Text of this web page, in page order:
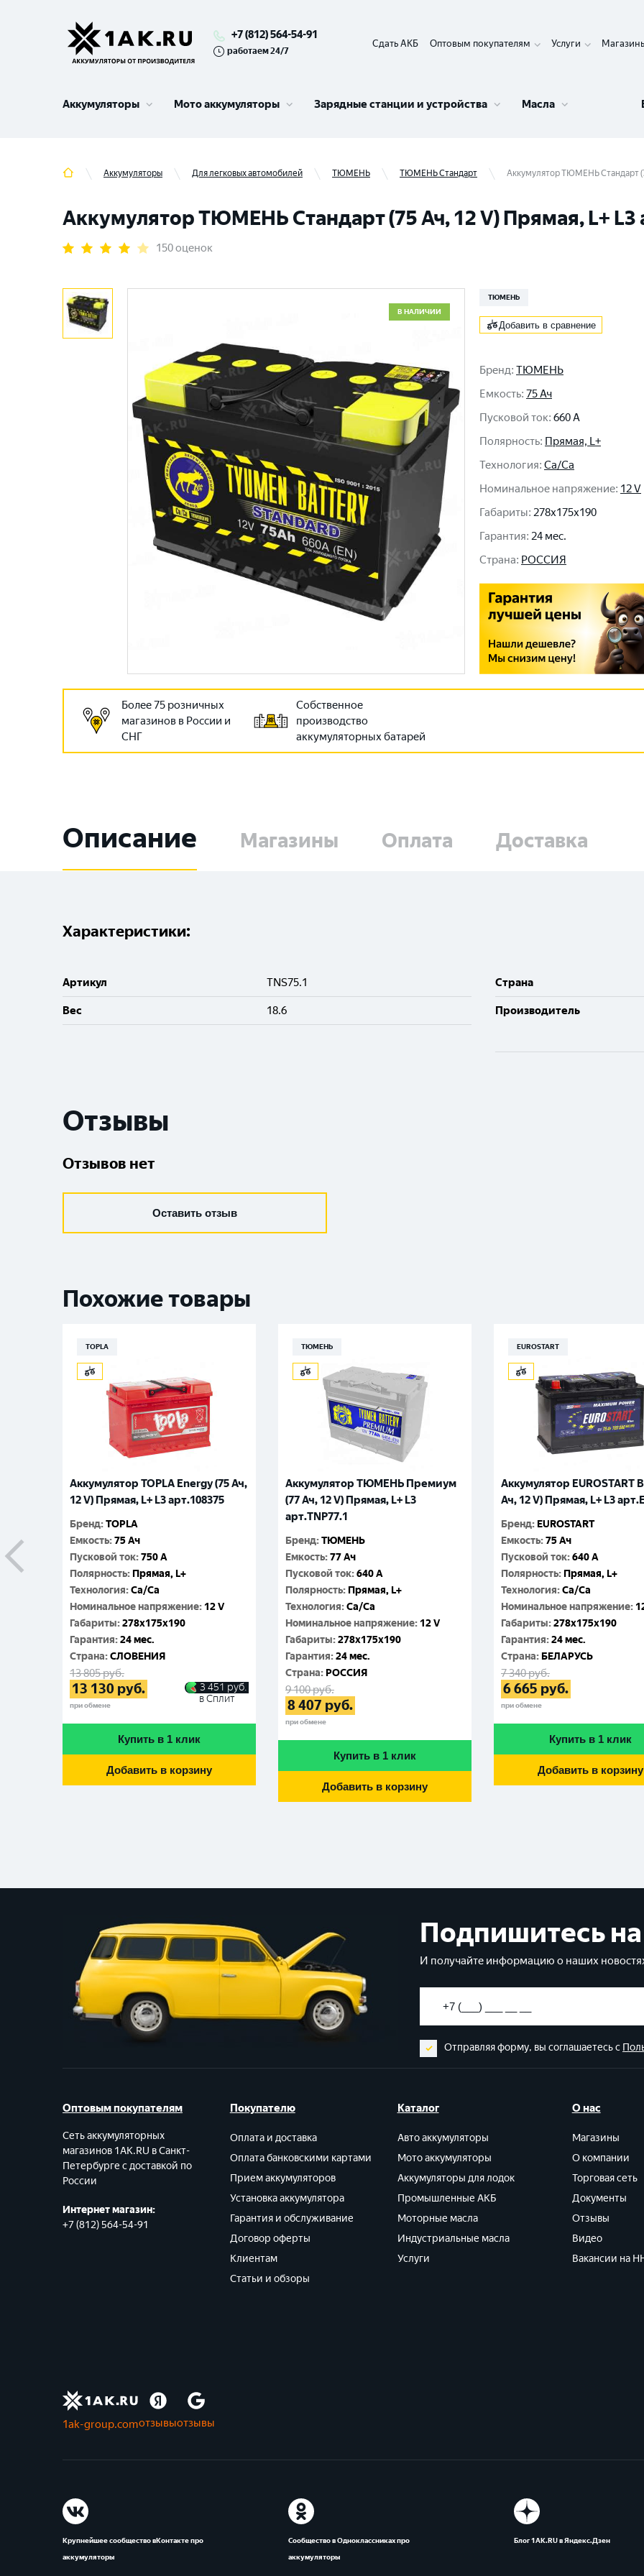
+7 (812) 564-54-91
работаем 24/7
Сдать АКБ Оптовым покупателям Услуги
Аккумуляторы Мото аккумуляторы Зарядные станции и устройства Масла
Аккумуляторы Для легковых автомобилей ТЮМЕНЬ ТЮМЕНЬ Стандарт Аккумулятор ТЮМЕНЬ Стандарт
Аккумулятор ТЮМЕНЬ Стандарт (75 Ач, 12 V) Прямая, L+ L3
150 оценок
В НАЛИЧИИ
ТЮМЕНЬ
Добавить в сравнение
Бренд: ТЮМЕНЬ
Емкость: 75 Ач
Пусковой ток: 660 A
Полярность: Прямая, L+
Технология: Ca/Ca
Номинальное напряжение: 12 V
Габариты: 278x175x190
Гарантия: 24 мес.
Cтрана: РОССИЯ
Более 75 розничных
магазинов в России и
СНГ
Собственное
производство
аккумуляторных батарей
Описание Магазины Оплата Доставка
Характеристики:
Артикул TNS75.1
Вес 18.6
Cтрана
Производитель
Отзывы
Отзывов нет
Оставить отзыв
Похожие товары
TOPLA
Аккумулятор TOPLA Energy (75 Ач,
12 V) Прямая, L+ L3 арт.108375
Бренд:TOPLA
Емкость:75 Ач
Пусковой ток:750 A
Полярность: Прямая, L+
Технология:Ca/Ca
Номинальное напряжение: 12 V
Габариты:278x175x190
Гарантия:24 мес.
Cтрана:СЛОВЕНИЯ
13 805руб.
13 130 руб.
при обмене
3 451 руб.
в Сплит
Купить в 1 клик
Добавить в корзину
ТЮМЕНЬ
Аккумулятор ТЮМЕНЬ Премиум
(77 Ач, 12 V) Прямая, L+ L3
арт.TNP77.1
Бренд:ТЮМЕНЬ
Емкость:77 Ач
Пусковой ток:640 A
Полярность: Прямая, L+
Технология:Ca/Ca
Номинальное напряжение: 12 V
Габариты:278x175x190
Гарантия:24 мес.
Cтрана: РОССИЯ
9 100руб.
8 407 руб.
при обмене
Купить в 1 клик
Добавить в корзину
EUROSTART
Аккумулятор EUROSTART
Ач, 12 V) Прямая, L+ L3
Бренд: EUROSTART
Емкость:75 Ач
Пусковой ток:640 A
Полярность: Прямая, L+
Технология:Ca/Ca
Номинальное напряжение:
Габариты:278x175x190
Гарантия:24 мес.
Cтрана: БЕЛАРУСЬ
7 340руб.
6 665 руб.
при обмене
Купить в 1 клик
Добавить в корзину
Подпишитесь
И получайте информацию о наших
Отправляя форму, вы соглашаетесь с
Оптовым покупателям
Сеть аккумуляторных
магазинов 1AK.RU в Санкт-
Петербурге с доставкой по
России
Интернет магазин:
+7 (812) 564-54-91
Покупателю
Оплата и доставка
Оплата банковскими картами
Прием аккумуляторов
Установка аккумулятора
Гарантия и обслуживание
Договор оферты
Клиентам
Статьи и обзоры
Каталог
Авто аккумуляторы
Мото аккумуляторы
Аккумуляторы для лодок
Промышленные АКБ
Моторные масла
Индустриальные масла
Услуги
О нас
Магазины
О компании
Торговая сеть
Документы
Отзывы
Видео
Вакансии на
1ak-group.comотзывыотзывы
Крупнейшее сообщество вКонтакте про
аккумуляторы
Сообщество в Одноклассниках про
аккумуляторы
Блог 1АК.RU в Яндекс.Дзен